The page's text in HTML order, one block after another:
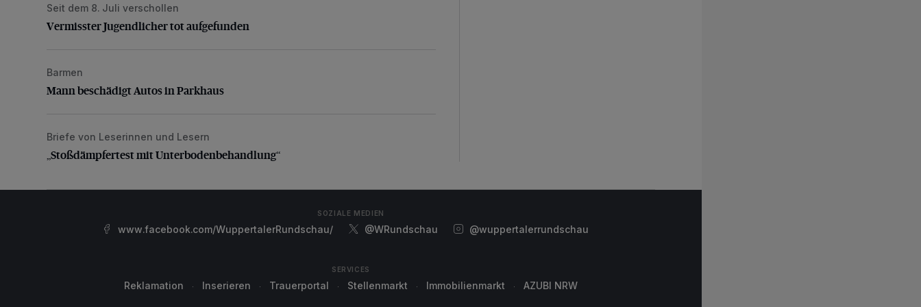
Vermisster Jugendlicher tot aufgefunden
Seit dem 8. Juli verschollen
Vermisster Jugendlicher tot aufgefunden
Mann beschädigt Autos in Parkhaus
Barmen
Mann beschädigt Autos in Parkhaus
„Stoßdämpfertest mit Unterbodenbehandlung“
Briefe von Leserinnen und Lesern
„Stoßdämpfertest mit Unterbodenbehandlung“
SOZIALE MEDIEN
www.facebook.com/WuppertalerRundschau/ @WRundschau @wuppertalerrundschau
SERVICES
Reklamation Inserieren Trauerportal Stellenmarkt Immobilienmarkt AZUBI NRW